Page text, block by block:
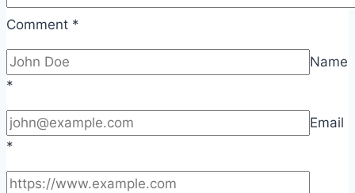
Comment *
Name
*
Email
*